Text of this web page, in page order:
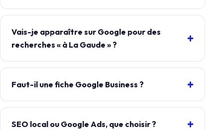
Vais-je apparaître sur Google pour des
recherches « à La Gaude » ?
Faut-il une fiche Google Business ?
SEO local ou Google Ads, que choisir ?